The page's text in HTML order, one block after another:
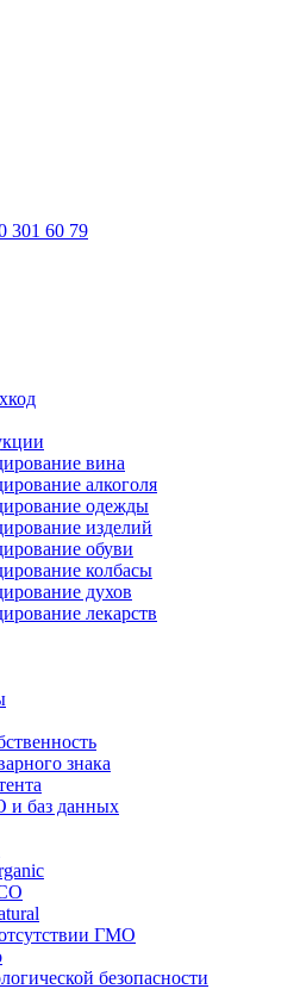
301 60 79
вина
алкоголя
одежды
изделий
обуви
колбасы
духов
лекарств
знака
и баз данных
ГМО
безопасности